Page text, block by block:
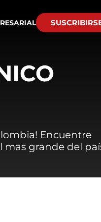
Encuentre
mas grande del